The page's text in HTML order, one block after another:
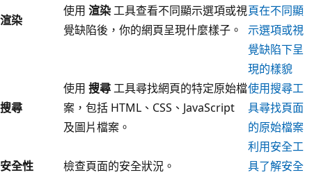
渲染
使用 渲染工具查看不同顯示選項或視
覺缺陷後，你的網頁呈現什麼樣子。
頁在不同顯
示選項或視
覺缺陷下呈
現的樣貌
搜尋
使用 搜尋工具尋找網頁的特定原始檔
案，包括 HTML、CSS、JavaScript
及圖片檔案。
使用搜尋工
具尋找頁面
的原始檔案
安全性 檢查頁面的安全狀況。
利用安全工
具了解安全